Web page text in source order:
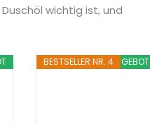
wichtig ist, und
ANGEBOT
BESTSELLER NR. 4